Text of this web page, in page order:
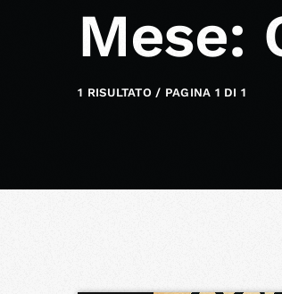
Mese:
1 RISULTATO / PAGINA 1 DI 1